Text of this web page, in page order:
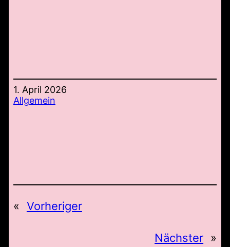
1. April 2026
Allgemein
« Vorheriger
Nächster »